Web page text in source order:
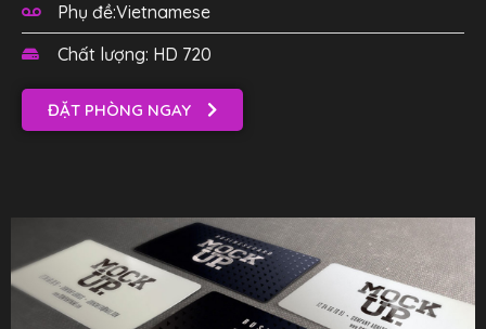
Phụ đề:Vietnamese
Chất lượng: HD 720
ĐẶT PHÒNG NGAY